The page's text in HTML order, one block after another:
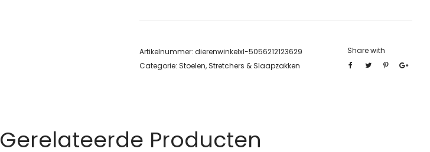
Artikelnummer: dierenwinkelxl-5056212123629
Categorie: Stoelen, Stretchers & Slaapzakken
Share with
Gerelateerde Producten